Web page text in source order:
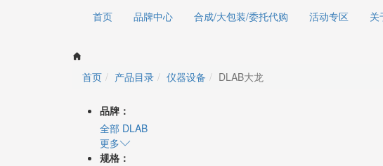
首页
品牌中心 合成/大包装/委托代购 活动专区 关
首页 产品目录 仪器设备 DLAB大龙
品牌：
全部 DLAB
更多
规格：